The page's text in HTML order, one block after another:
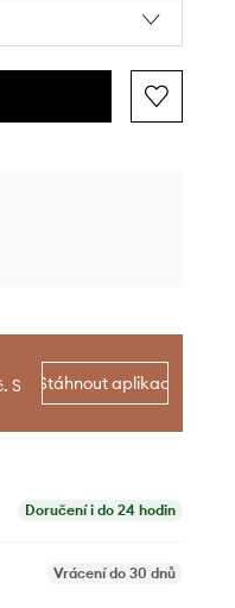
S
Stáhnout aplikaci
Doručení i do 24 hodin
Vrácení do 30 dnů